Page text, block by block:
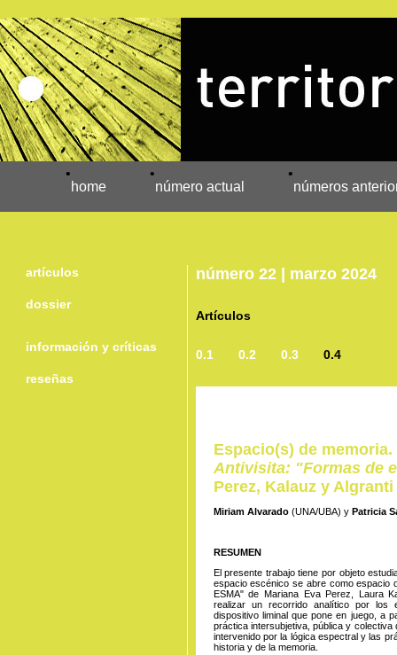
•
home
•
número actual
•
números
artículos
dossier
información y críticas
reseñas
número 22 | marzo 2024
Artículos
0.1 0.2 0.3 0.4
Espacio(s) de
Antivisita: "Formas de
Perez, Kalauz y Algranti
Miriam Alvarado(UNA/UBA) y Patricia
RESUMEN
El presente trabajo tiene por objeto
espacio escénico se abre como espacio
ESMA" de Mariana Eva Perez, Laura
realizar un recorrido analítico por los
dispositivo liminal que pone en juego, a
práctica intersubjetiva, pública y
intervenido por la lógica espectral y las
historia y de la memoria.